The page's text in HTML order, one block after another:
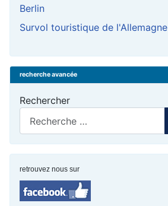
Berlin
Survol touristique de l'Allemagne
recherche avancée
Rechercher
retrouvez nous sur